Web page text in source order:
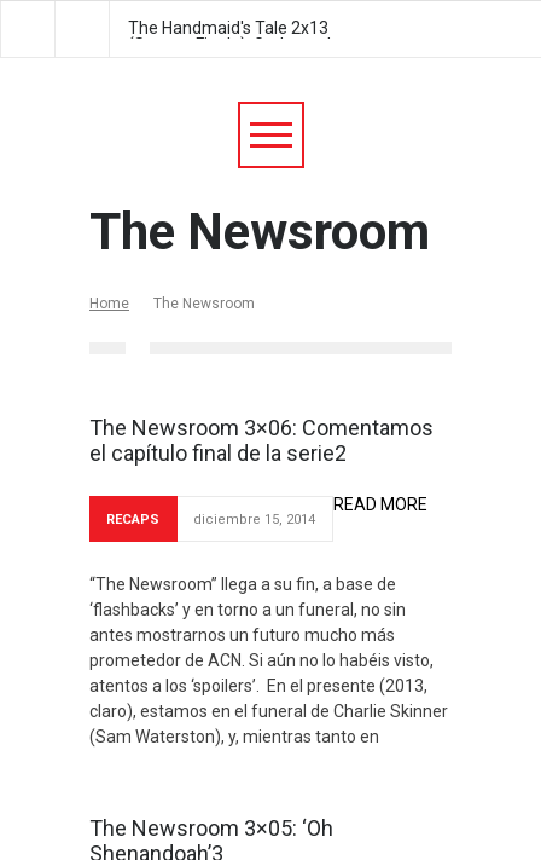
The Handmaid's Tale 2x13
(Season Finale): Godspeed
The Newsroom
Home The Newsroom
The Newsroom 3×06: Comentamos
el capítulo final de la serie2
RECAPS diciembre 15, 2014
“The Newsroom” llega a su fin, a base de
‘flashbacks’ y en torno a un funeral, no sin
antes mostrarnos un futuro mucho más
prometedor de ACN. Si aún no lo habéis visto,
atentos a los ‘spoilers’. En el presente (2013,
claro), estamos en el funeral de Charlie Skinner
(Sam Waterston), y, mientras tanto en
READ MORE
The Newsroom 3×05: ‘Oh
Shenandoah’3